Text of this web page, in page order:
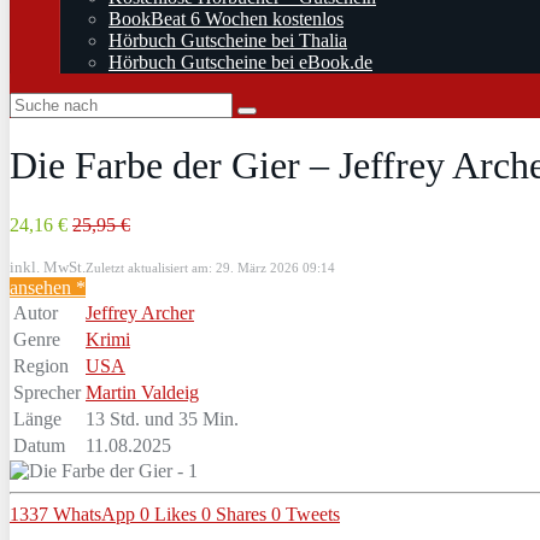
BookBeat 6 Wochen kostenlos
Hörbuch Gutscheine bei Thalia
Hörbuch Gutscheine bei eBook.de
Die Farbe der Gier – Jeffrey
24,16 € 25,95 €
inkl. MwSt. Zuletzt aktualisiert am: 29. März 2026 09:14
ansehen *
Autor
Jeffrey Archer
Genre
Krimi
Region
USA
Sprecher Martin Valdeig
Länge
13 Std. und 35 Min.
Datum
11.08.2025
1337 WhatsApp 0 Likes 0 Shares 0 Tweets